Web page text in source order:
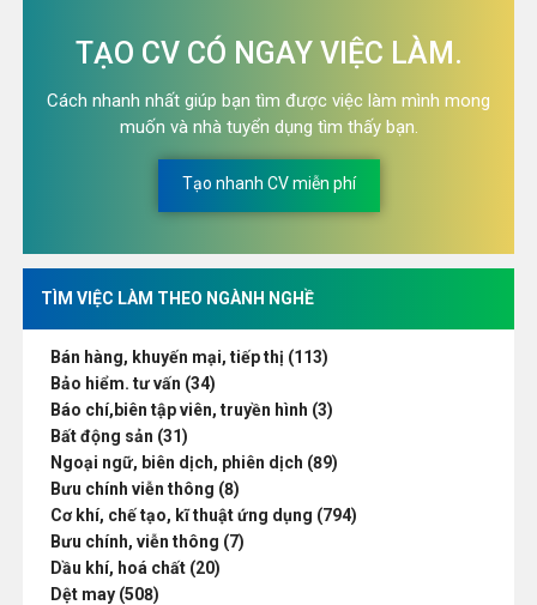
TẠO CV CÓ NGAY VIỆC LÀM.
Cách nhanh nhất giúp bạn tìm được việc làm mình mong
muốn và nhà tuyển dụng tìm thấy bạn.
Tạo nhanh CV miễn phí
TÌM VIỆC LÀM THEO NGÀNH NGHỀ
Bán hàng, khuyến mại, tiếp thị (113)
Bảo hiểm. tư vấn (34)
Báo chí,biên tập viên, truyền hình (3)
Bất động sản (31)
Ngoại ngữ, biên dịch, phiên dịch (89)
Bưu chính viễn thông (8)
Cơ khí, chế tạo, kĩ thuật ứng dụng (794)
Bưu chính, viễn thông (7)
Dầu khí, hoá chất (20)
Dệt may (508)